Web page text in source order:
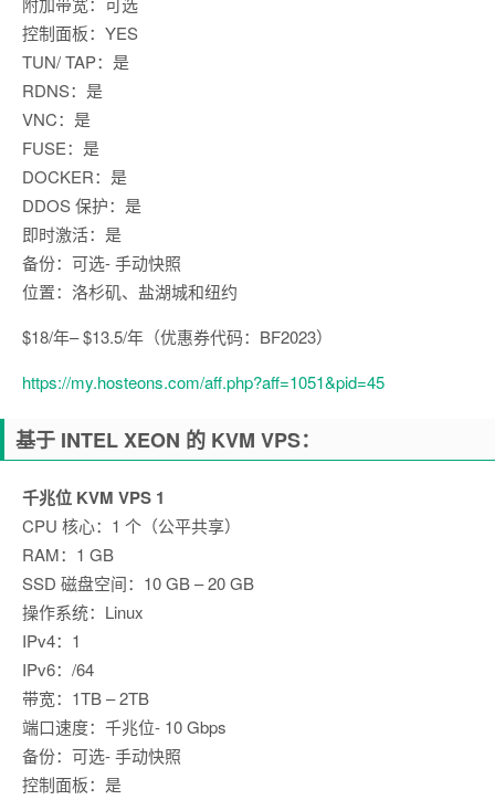
控制面板：YES
TUN/ TAP：是
RDNS：是
VNC：是
FUSE：是
DOCKER：是
DDOS 保护：是
即时激活：是
备份：可选- 手动快照
位置：洛杉矶、盐湖城和纽约
$18/年– $13.5/年（优惠券代码：BF2023）
https://my.hosteons.com/aff.php?aff=1051&pid=45
基于 INTEL XEON 的 KVM VPS：
千兆位 KVM VPS 1
CPU 核心：1 个（公平共享）
RAM：1 GB
SSD 磁盘空间：10 GB – 20 GB
操作系统：Linux
IPv4：1
IPv6：/64
带宽：1TB – 2TB
端口速度：千兆位- 10 Gbps
备份：可选- 手动快照
控制面板：是